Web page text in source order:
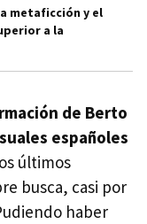
metaficción y el
a la
de Berto
españoles
últimos
busca, casi por
haber